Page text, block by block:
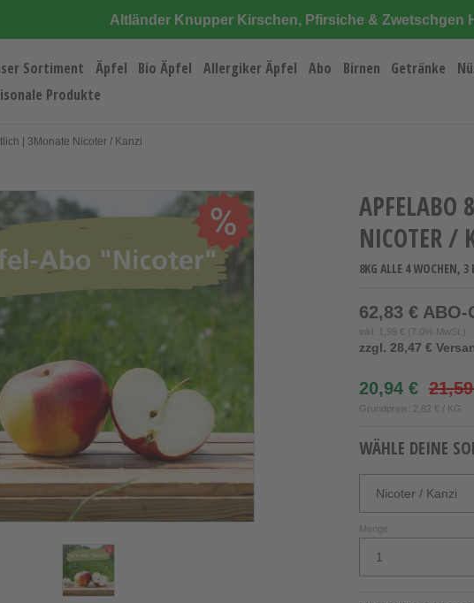
Altländer Knupper Kirschen, Pfirsiche & Zwetschgen
Sortiment Äpfel Bio Äpfel Allergiker Äpfel Abo Birnen Getränke
Produkte
| 3Monate Nicoter / Kanzi
NICOTER /
8KG ALLE 4 WOCHEN,
62,83 €
inkl. 1,99 € (7.0% MwSt.)
zzgl. 28,47 €
20,94 €
Grundpreis: 2,62 € / KG
WÄHLE DEINE
Menge